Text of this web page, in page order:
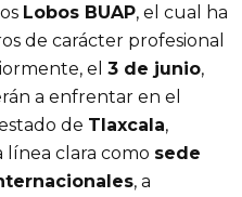
Lobos BUAP, el cual ha
de carácter profesional
el 3 de junio,
a enfrentar en el
de Tlaxcala,
clara como sede
, a